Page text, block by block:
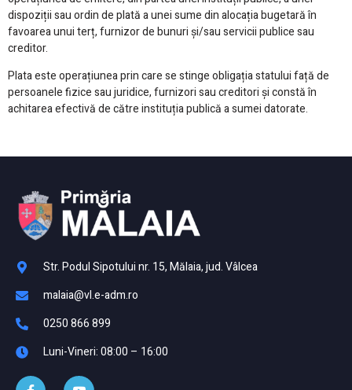
dispoziții sau ordin de plată a unei sume din alocația bugetară în
favoarea unui terț, furnizor de bunuri și/sau servicii publice sau
creditor.
Plata este operațiunea prin care se stinge obligația statului față de
persoanele fizice sau juridice, furnizori sau creditori și constă în
achitarea efectivă de către instituția publică a sumei datorate.
Str. Podul Sipotului nr. 15, Mălaia, jud. Vâlcea
malaia@vl.e-adm.ro
0250 866 899
Luni-Vineri: 08:00 – 16:00